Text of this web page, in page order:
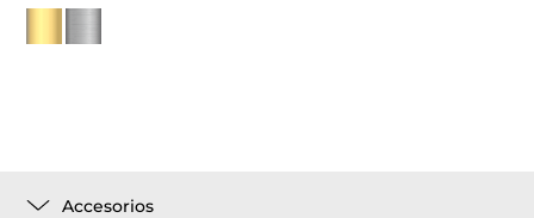
Accesorios